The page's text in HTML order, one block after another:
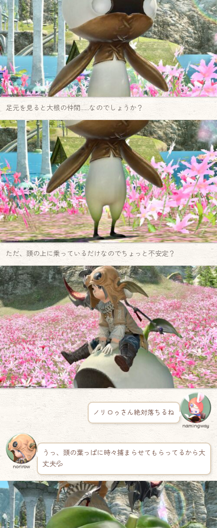
足元を見ると大根の仲間……なのでしょうか？
ただ、頭の上に乗っているだけなのでちょっと不安定？
ノリロゥさん絶対落ちるね
namingway
norirow
うっ、頭の葉っぱに時々捕まらせてもらってるから大
丈夫💦